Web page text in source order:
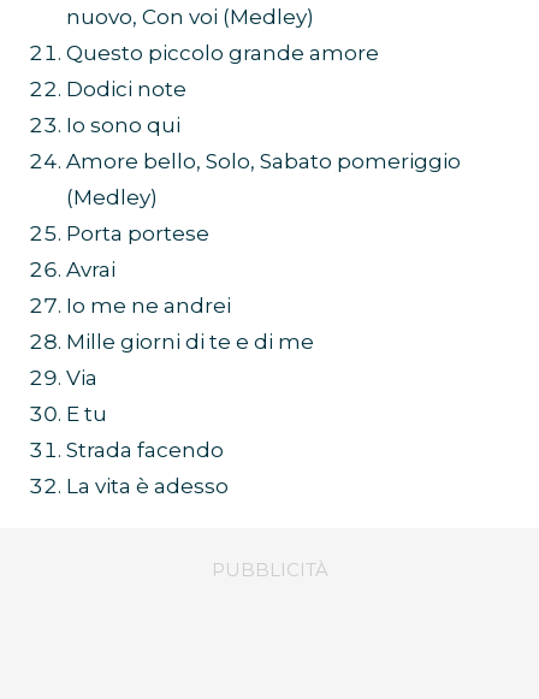
nuovo, Con voi (Medley)
Questo piccolo grande amore
Dodici note
Io sono qui
Amore bello, Solo, Sabato pomeriggio
(Medley)
Porta portese
Avrai
Io me ne andrei
Mille giorni di te e di me
Via
E tu
Strada facendo
La vita è adesso